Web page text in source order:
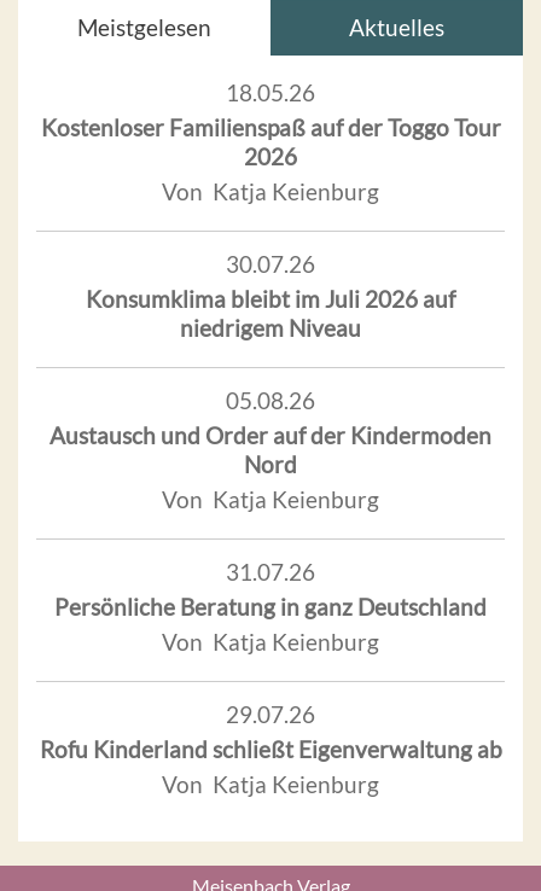
Meistgelesen Aktuelles
18.05.26
Kostenloser Familienspaß auf der Toggo Tour
2026
Von Katja Keienburg
30.07.26
Konsumklima bleibt im Juli 2026 auf
niedrigem Niveau
05.08.26
Austausch und Order auf der Kindermoden
Nord
Von Katja Keienburg
31.07.26
Persönliche Beratung in ganz Deutschland
Von Katja Keienburg
29.07.26
Rofu Kinderland schließt Eigenverwaltung ab
Von Katja Keienburg
Meisenbach Verlag